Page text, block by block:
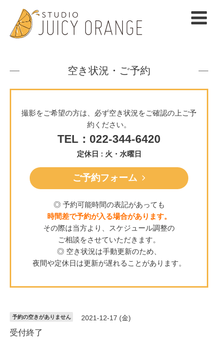
空き状況・ご予約
撮影をご希望の方は、必ず空き状況をご確認の上ご予
約ください。
TEL：022-344-6420
定休日 : 火・水曜日
ご予約フォーム
◎ 予約可能時間の表記があっても
時間差で予約が入る場合があります。
その際は当方より、スケジュール調整の
ご相談をさせていただきます。
◎ 空き状況は手動更新のため、
夜間や定休日は更新が遅れることがあります。
予約の空きがありません 2021-12-17 (金)
受付終了